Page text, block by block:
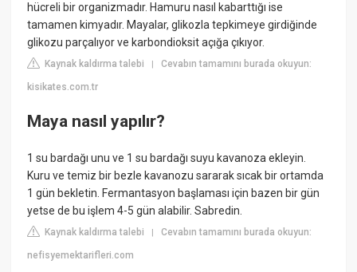
hücreli bir organizmadır. Hamuru nasıl kabarttığı ise
tamamen kimyadır. Mayalar, glikozla tepkimeye girdiğinde
glikozu parçalıyor ve karbondioksit açığa çıkıyor.
Kaynak kaldırma talebi |Cevabın tamamını burada okuyun:
kisikates.com.tr
Maya nasıl yapılır?
1 su bardağı unu ve 1 su bardağı suyu kavanoza ekleyin.
Kuru ve temiz bir bezle kavanozu sararak sıcak bir ortamda
1 gün bekletin. Fermantasyon başlaması için bazen bir gün
yetse de bu işlem 4-5 gün alabilir. Sabredin.
Kaynak kaldırma talebi |Cevabın tamamını burada okuyun:
nefisyemektarifleri.com